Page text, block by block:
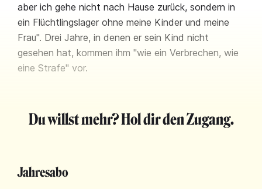
aber ich gehe nicht nach Hause zurück, sondern in
ein Flüchtlingslager ohne meine Kinder und meine
Frau". Drei Jahre, in denen er sein Kind nicht
gesehen hat, kommen ihm "wie ein Verbrechen, wie
eine Strafe" vor.
Du willst mehr? Hol dir den Zugang.
Jahresabo